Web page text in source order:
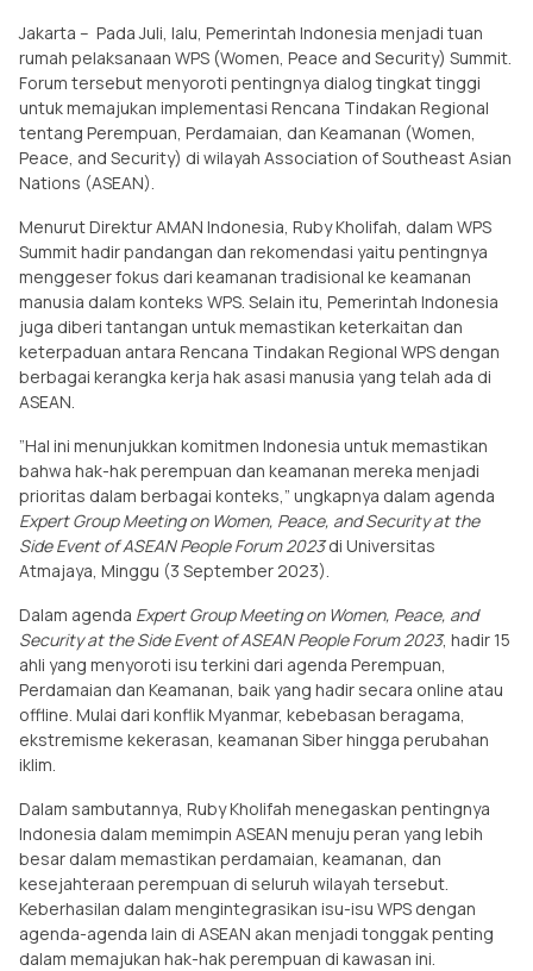
Jakarta – Pada Juli, lalu, Pemerintah Indonesia menjadi tuan
rumah pelaksanaan WPS (Women, Peace and Security) Summit.
Forum tersebut menyoroti pentingnya dialog tingkat tinggi
untuk memajukan implementasi Rencana Tindakan Regional
tentang Perempuan, Perdamaian, dan Keamanan (Women,
Peace, and Security) di wilayah Association of Southeast Asian
Nations (ASEAN).
Menurut Direktur AMAN Indonesia, Ruby Kholifah, dalam WPS
Summit hadir pandangan dan rekomendasi yaitu pentingnya
menggeser fokus dari keamanan tradisional ke keamanan
manusia dalam konteks WPS. Selain itu, Pemerintah Indonesia
juga diberi tantangan untuk memastikan keterkaitan dan
keterpaduan antara Rencana Tindakan Regional WPS dengan
berbagai kerangka kerja hak asasi manusia yang telah ada di
ASEAN.
”Hal ini menunjukkan komitmen Indonesia untuk memastikan
bahwa hak-hak perempuan dan keamanan mereka menjadi
prioritas dalam berbagai konteks,” ungkapnya dalam agenda
Expert Group Meeting on Women, Peace, and Security at the
Side Event of ASEAN People Forum 2023di Universitas
Atmajaya, Minggu (3 September 2023).
Dalam agenda Expert Group Meeting on Women, Peace, and
Security at the Side Event of ASEAN People Forum 2023, hadir 15
ahli yang menyoroti isu terkini dari agenda Perempuan,
Perdamaian dan Keamanan, baik yang hadir secara online atau
offline. Mulai dari konflik Myanmar, kebebasan beragama,
ekstremisme kekerasan, keamanan Siber hingga perubahan
iklim.
Dalam sambutannya, Ruby Kholifah menegaskan pentingnya
Indonesia dalam memimpin ASEAN menuju peran yang lebih
besar dalam memastikan perdamaian, keamanan, dan
kesejahteraan perempuan di seluruh wilayah tersebut.
Keberhasilan dalam mengintegrasikan isu-isu WPS dengan
agenda-agenda lain di ASEAN akan menjadi tonggak penting
dalam memajukan hak-hak perempuan di kawasan ini.